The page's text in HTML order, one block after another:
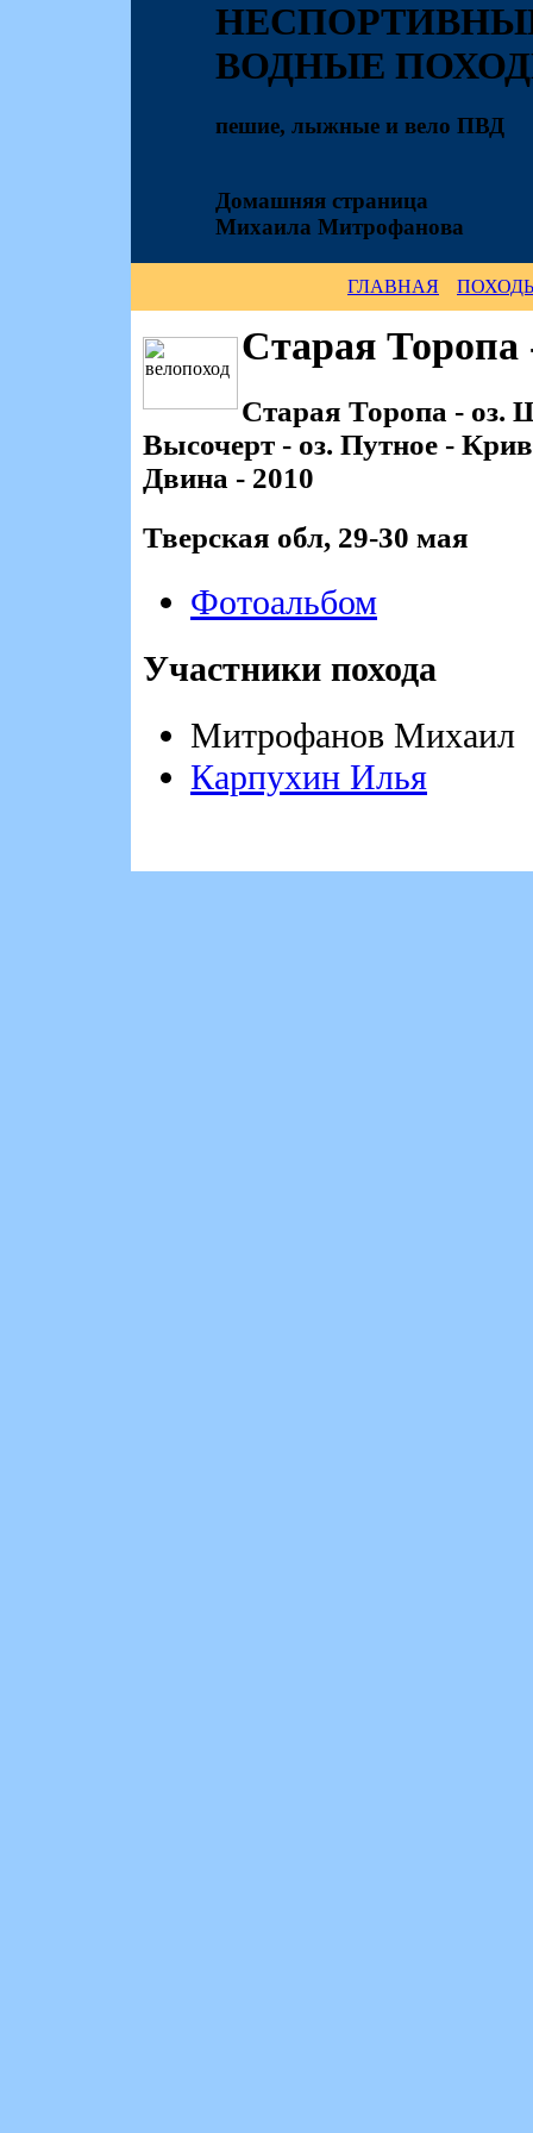
ВОДНЫЕ
пешие, лыжные и вело ПВД
Домашняя страница
Михаила Митрофанова
ГЛАВНАЯ
Старая Торопа
Старая Торопа - оз.
Высочерт - оз. Путное -
Двина - 2010
Тверская обл, 29-30 мая
Фотоальбом
Участники похода
Митрофанов Михаил
Карпухин Илья